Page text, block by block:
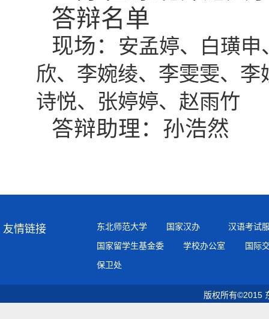
答辩名单
现场： 安孟婷、白璜
欣、李婉绫、李雯雯、
诗悦、张婷婷、赵雨竹
答辩助理：孙浩然
友情链接 东北师范大学 国家汉办
汉语考试
国家留学生基金委
学校办公室
国际
保卫处
版权所有©2015